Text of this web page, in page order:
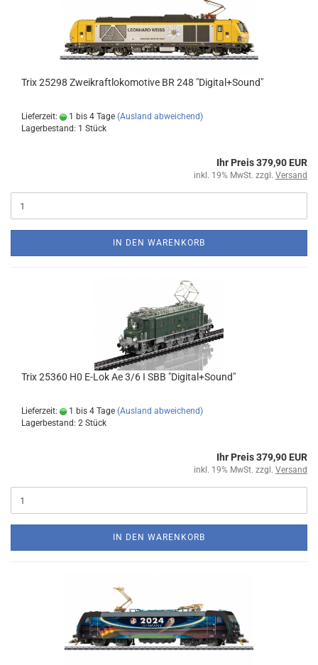
Trix 25298 Zweikraftlokomotive BR 248 "Digital+Sound"
Lieferzeit: 1 bis 4 Tage (Ausland abweichend)
Lagerbestand: 1 Stück
Ihr Preis 379,90 EUR
inkl. 19% MwSt. zzgl. Versand
IN DEN WARENKORB
Trix 25360 H0 E-Lok Ae 3/6 I SBB "Digital+Sound"
Lieferzeit: 1 bis 4 Tage (Ausland abweichend)
Lagerbestand: 2 Stück
Ihr Preis 379,90 EUR
inkl. 19% MwSt. zzgl. Versand
IN DEN WARENKORB